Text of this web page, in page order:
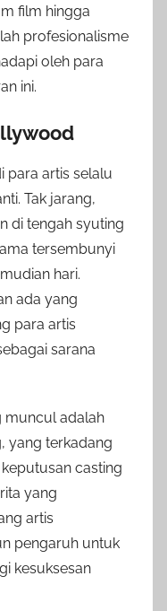
film hingga
profesionalisme
oleh para
ini.
para artis selalu
Tak jarang,
di tengah syuting
tersembunyi
hari.
ada yang
para artis
sarana
muncul adalah
yang terkadang
casting
yang
artis
pengaruh untuk
kesuksesan